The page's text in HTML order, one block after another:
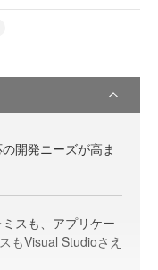
開発ニーズが高ま
スも、アプリケー
もVisual Studioさえ